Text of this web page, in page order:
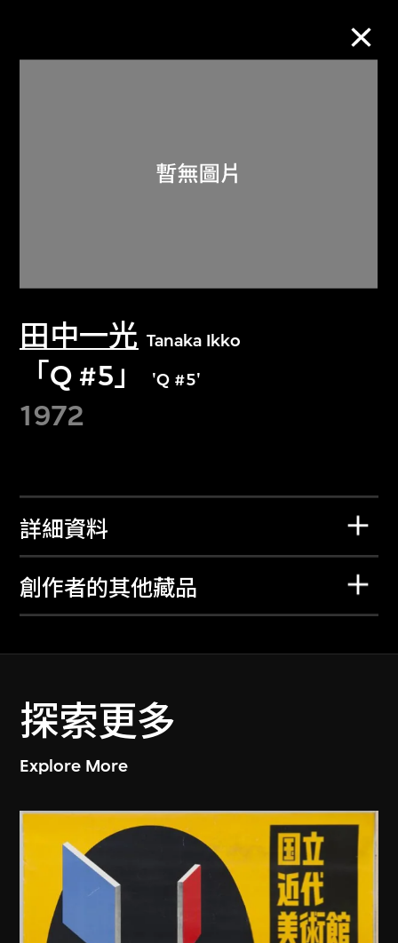
田中一光 Tanaka Ikko
「Q #5」 'Q #5'
1972
詳細資料
創作者的其他藏品
探索更多
Explore More
關於M+藏品
探索世界頂級的二十及二十一世紀視覺
文化藏品。